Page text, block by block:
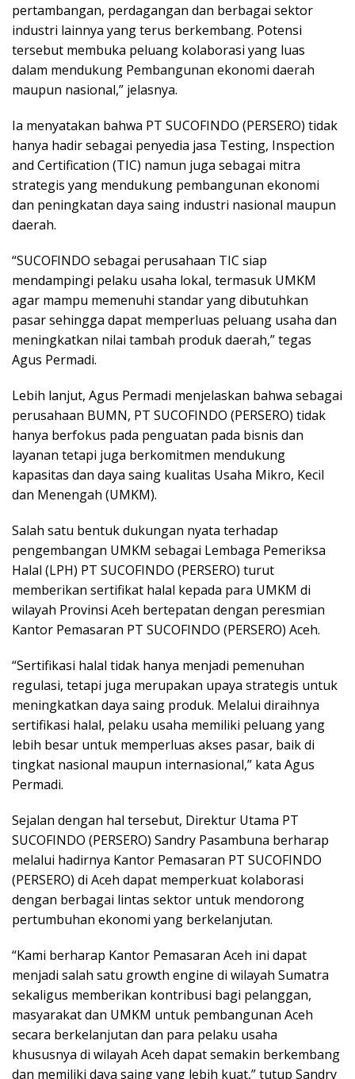
pertambangan, perdagangan dan berbagai sektor
industri lainnya yang terus berkembang. Potensi
tersebut membuka peluang kolaborasi yang luas
dalam mendukung Pembangunan ekonomi daerah
maupun nasional,” jelasnya.
Ia menyatakan bahwa PT SUCOFINDO (PERSERO) tidak
hanya hadir sebagai penyedia jasa Testing, Inspection
and Certification (TIC) namun juga sebagai mitra
strategis yang mendukung pembangunan ekonomi
dan peningkatan daya saing industri nasional maupun
daerah.
“SUCOFINDO sebagai perusahaan TIC siap
mendampingi pelaku usaha lokal, termasuk UMKM
agar mampu memenuhi standar yang dibutuhkan
pasar sehingga dapat memperluas peluang usaha dan
meningkatkan nilai tambah produk daerah,” tegas
Agus Permadi.
Lebih lanjut, Agus Permadi menjelaskan bahwa sebagai
perusahaan BUMN, PT SUCOFINDO (PERSERO) tidak
hanya berfokus pada penguatan pada bisnis dan
layanan tetapi juga berkomitmen mendukung
kapasitas dan daya saing kualitas Usaha Mikro, Kecil
dan Menengah (UMKM).
Salah satu bentuk dukungan nyata terhadap
pengembangan UMKM sebagai Lembaga Pemeriksa
Halal (LPH) PT SUCOFINDO (PERSERO) turut
memberikan sertifikat halal kepada para UMKM di
wilayah Provinsi Aceh bertepatan dengan peresmian
Kantor Pemasaran PT SUCOFINDO (PERSERO) Aceh.
“Sertifikasi halal tidak hanya menjadi pemenuhan
regulasi, tetapi juga merupakan upaya strategis untuk
meningkatkan daya saing produk. Melalui diraihnya
sertifikasi halal, pelaku usaha memiliki peluang yang
lebih besar untuk memperluas akses pasar, baik di
tingkat nasional maupun internasional,” kata Agus
Permadi.
Sejalan dengan hal tersebut, Direktur Utama PT
SUCOFINDO (PERSERO) Sandry Pasambuna berharap
melalui hadirnya Kantor Pemasaran PT SUCOFINDO
(PERSERO) di Aceh dapat memperkuat kolaborasi
dengan berbagai lintas sektor untuk mendorong
pertumbuhan ekonomi yang berkelanjutan.
“Kami berharap Kantor Pemasaran Aceh ini dapat
menjadi salah satu growth engine di wilayah Sumatra
sekaligus memberikan kontribusi bagi pelanggan,
masyarakat dan UMKM untuk pembangunan Aceh
secara berkelanjutan dan para pelaku usaha
khususnya di wilayah Aceh dapat semakin berkembang
dan memiliki daya saing yang lebih kuat,” tutup Sandry